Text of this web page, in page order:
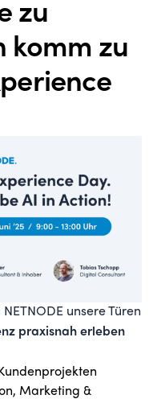
zu
komm zu
unsere Türen
praxisnah erleben
Marketing &